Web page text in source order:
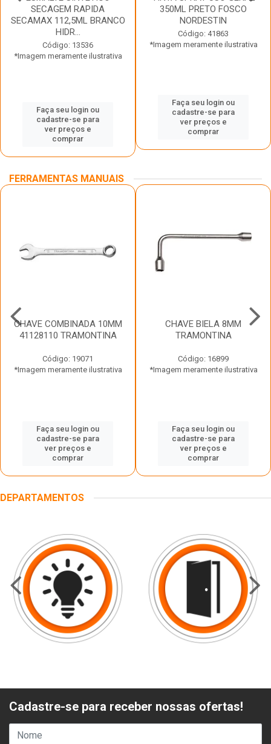
SECAGEM RAPIDA
SECAMAX 112,5ML BRANCO
HIDR...
Código: 13536
*Imagem meramente ilustrativa
Faça seu login ou
cadastre-se para
ver preços e
comprar
350ML PRETO FOSCO
NORDESTIN
Código: 41863
*Imagem meramente ilustrativa
Faça seu login ou
cadastre-se para
ver preços e
comprar
FERRAMENTAS MANUAIS
CHAVE COMBINADA 10MM
41128110 TRAMONTINA
Código: 19071
*Imagem meramente ilustrativa
Faça seu login ou
cadastre-se para
ver preços e
comprar
CHAVE BIELA 8MM
TRAMONTINA
Código: 16899
*Imagem meramente ilustrativa
Faça seu login ou
cadastre-se para
ver preços e
comprar
DEPARTAMENTOS
Cadastre-se para receber nossas ofertas!